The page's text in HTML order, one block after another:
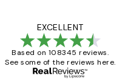
EXCELLENT
Based on 108345 reviews.
See some of the reviews here.